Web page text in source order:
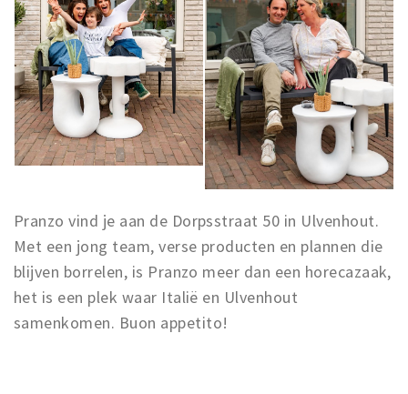
Pranzo vind je aan de Dorpsstraat 50 in Ulvenhout.
Met een jong team, verse producten en plannen die
blijven borrelen, is Pranzo meer dan een horecazaak,
het is een plek waar Italië en Ulvenhout
samenkomen. Buon appetito!